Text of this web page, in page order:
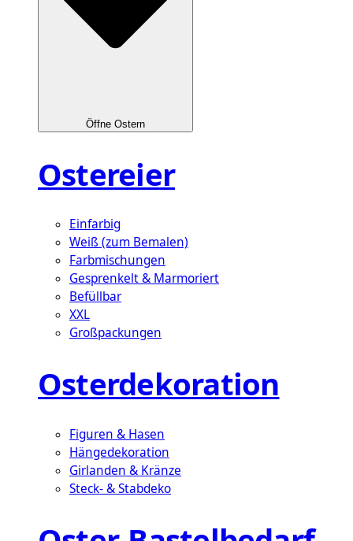
Öffne Ostern
Ostereier
Einfarbig
Weiß (zum Bemalen)
Farbmischungen
Gesprenkelt & Marmoriert
Befüllbar
XXL
Großpackungen
Osterdekoration
Figuren & Hasen
Hängedekoration
Girlanden & Kränze
Steck- & Stabdeko